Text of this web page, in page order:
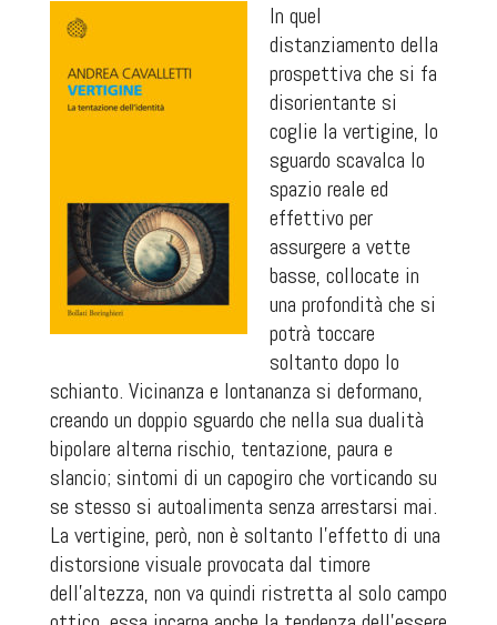
In quel
distanziamento della
prospettiva che si fa
disorientante si
coglie la vertigine, lo
sguardo scavalca lo
spazio reale ed
effettivo per
assurgere a vette
basse, collocate in
una profondità che si
potrà toccare
soltanto dopo lo
schianto. Vicinanza e lontananza si deformano,
creando un doppio sguardo che nella sua dualità
bipolare alterna rischio, tentazione, paura e
slancio; sintomi di un capogiro che vorticando su
se stesso si autoalimenta senza arrestarsi mai.
La vertigine, però, non è soltanto l’effetto di una
distorsione visuale provocata dal timore
dell’altezza, non va quindi ristretta al solo campo